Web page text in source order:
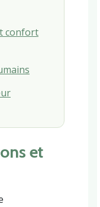
confort
et